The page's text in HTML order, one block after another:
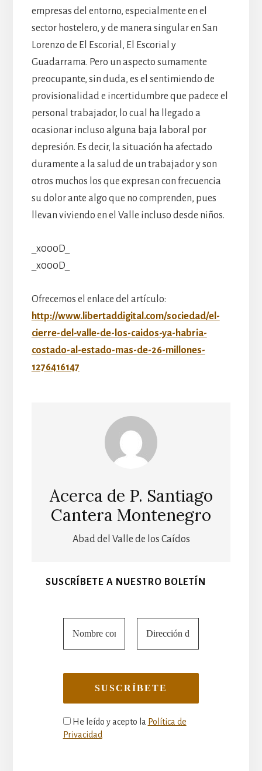
empresas del entorno, especialmente en el
sector hostelero, y de manera singular en San
Lorenzo de El Escorial, El Escorial y
Guadarrama. Pero un aspecto sumamente
preocupante, sin duda, es el sentimiendo de
provisionalidad e incertidumbre que padece el
personal trabajador, lo cual ha llegado a
ocasionar incluso alguna baja laboral por
depresión. Es decir, la situación ha afectado
duramente a la salud de un trabajador y son
otros muchos los que expresan con frecuencia
su dolor ante algo que no comprenden, pues
llevan viviendo en el Valle incluso desde niños.
_x000D_
_x000D_
Ofrecemos el enlace del artículo:
http://www.libertaddigital.com/sociedad/el-
cierre-del-valle-de-los-caidos-ya-habria-
costado-al-estado-mas-de-26-millones-
1276416147
Acerca de P. Santiago
Cantera Montenegro
Abad del Valle de los Caídos
SUSCRÍBETE A NUESTRO BOLETÍN
He leído y acepto la Política de
Privacidad